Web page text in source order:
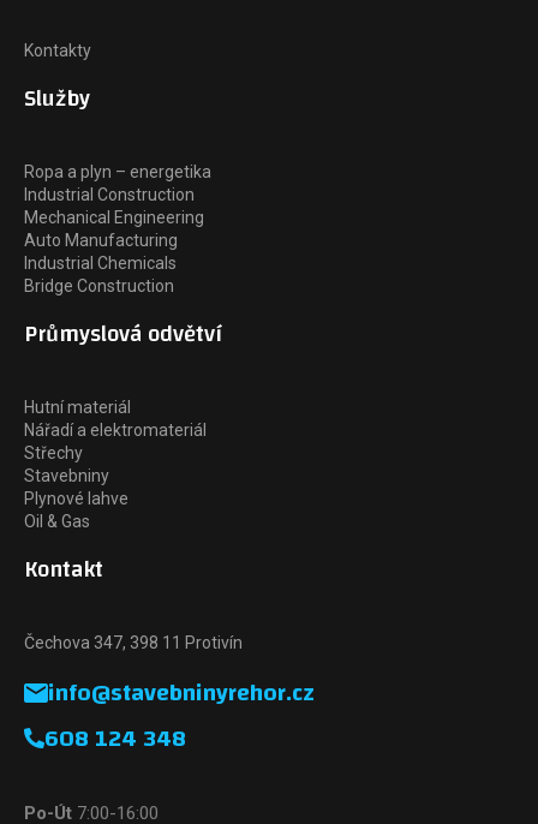
Kontakty
Služby
Ropa a plyn – energetika
Industrial Construction
Mechanical Engineering
Auto Manufacturing
Industrial Chemicals
Bridge Construction
Průmyslová odvětví
Hutní materiál
Nářadí a elektromateriál
Střechy
Stavebniny
Plynové lahve
Oil & Gas
Kontakt
Čechova 347, 398 11 Protivín
info@stavebninyrehor.cz
608 124 348
Po-Út 7:00-16:00